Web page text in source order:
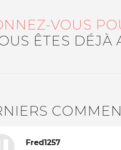
VOUS
ÊTES DÉJÀ
Fred1257